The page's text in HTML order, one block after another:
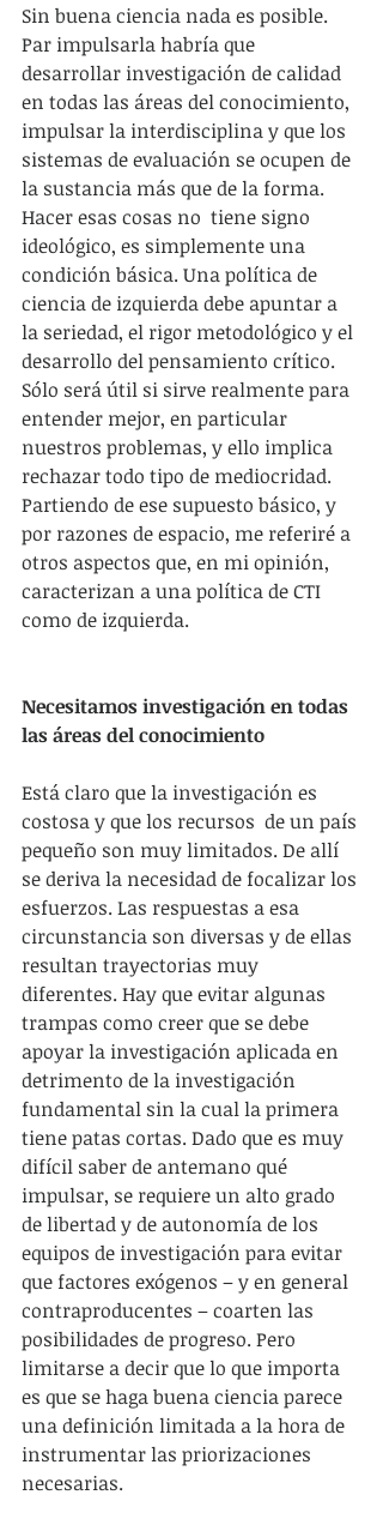
Sin buena ciencia nada es posible.
Par impulsarla habría que
desarrollar investigación de calidad
en todas las áreas del conocimiento,
impulsar la interdisciplina y que los
sistemas de evaluación se ocupen de
la sustancia más que de la forma.
Hacer esas cosas no  tiene signo
ideológico, es simplemente una
condición básica. Una política de
ciencia de izquierda debe apuntar a
la seriedad, el rigor metodológico y el
desarrollo del pensamiento crítico.
Sólo será útil si sirve realmente para
entender mejor, en particular
nuestros problemas, y ello implica
rechazar todo tipo de mediocridad.
Partiendo de ese supuesto básico, y
por razones de espacio, me referiré a
otros aspectos que, en mi opinión,
caracterizan a una política de CTI
como de izquierda.
Necesitamos investigación en todas
las áreas del conocimiento
Está claro que la investigación es
costosa y que los recursos  de un país
pequeño son muy limitados. De allí
se deriva la necesidad de focalizar los
esfuerzos. Las respuestas a esa
circunstancia son diversas y de ellas
resultan trayectorias muy
diferentes. Hay que evitar algunas
trampas como creer que se debe
apoyar la investigación aplicada en
detrimento de la investigación
fundamental sin la cual la primera
tiene patas cortas. Dado que es muy
difícil saber de antemano qué
impulsar, se requiere un alto grado
de libertad y de autonomía de los
equipos de investigación para evitar
que factores exógenos – y en general
contraproducentes – coarten las
posibilidades de progreso. Pero
limitarse a decir que lo que importa
es que se haga buena ciencia parece
una definición limitada a la hora de
instrumentar las priorizaciones
necesarias.